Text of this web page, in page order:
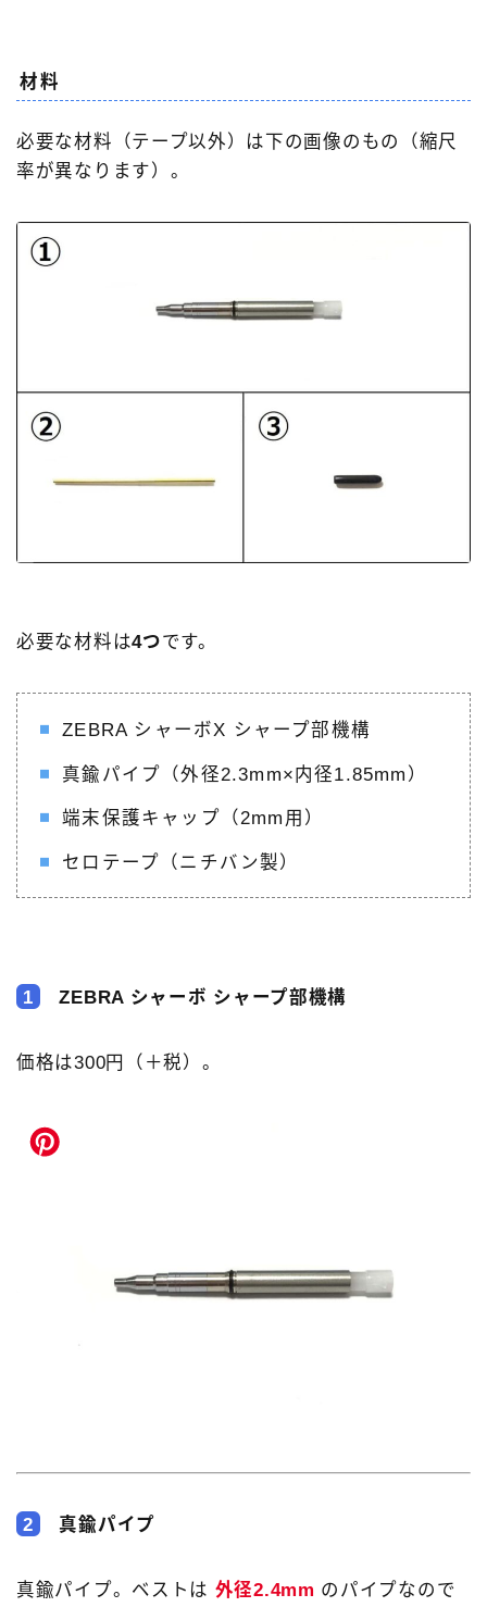
材料
必要な材料（テープ以外）は下の画像のもの（縮尺
率が異なります）。
必要な材料は4つです。
ZEBRA シャーボX シャープ部機構
真鍮パイプ（外径2.3mm×内径1.85mm）
端末保護キャップ（2mm用）
セロテープ（ニチバン製）
1 ZEBRA シャーボ シャープ部機構
価格は300円（＋税）。
2 真鍮パイプ
真鍮パイプ。ベストは 外径2.4mm のパイプなので